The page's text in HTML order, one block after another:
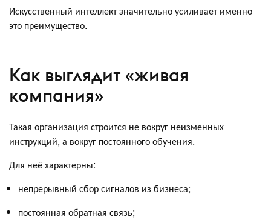
Искусственный интеллект значительно усиливает именно
это преимущество.
Как выглядит «живая
компания»
Такая организация строится не вокруг неизменных
инструкций, а вокруг постоянного обучения.
Для неё характерны:
непрерывный сбор сигналов из бизнеса;
постоянная обратная связь;